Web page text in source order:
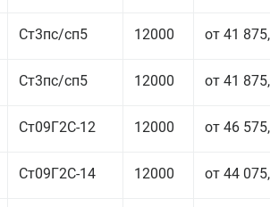
Ст3пс/сп5 12000 от 41
Ст3пс/сп5 12000 от 41
Ст09Г2С-12 12000 от 46
Ст09Г2С-14 12000 от 44